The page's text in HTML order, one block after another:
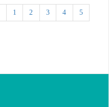
1 2 3 4 5